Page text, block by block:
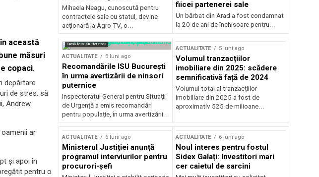
această
măsuri
copaci.
depărtare.
de stres, să
Andrew
ar
și apoi în
pentru o
Mihaela Neagu, cunoscută pentru
contractele sale cu statul, devine
acționară la Agro TV, o...
fiicei partenerei sale
Un bărbat din Arad a fost condamnat
la 20 de ani de închisoare pentru...
Sursă foto: Shutterstock
ACTUALITATE 5 luni ago
Recomandările ISU București
în urma avertizării de ninsori
puternice
Inspectoratul General pentru Situații
de Urgență a emis recomandări
pentru populație, în urma avertizării...
ACTUALITATE 5 luni ago
Volumul tranzacțiilor
imobiliare din 2025: scădere
semnificativă față de 2024
Volumul total al tranzacțiilor
imobiliare din 2025 a fost de
aproximativ 525 de milioane...
ACTUALITATE 6 luni ago
Ministerul Justiției anunță
programul interviurilor pentru
procurori-șefi
ACTUALITATE 6 luni ago
Noul interes pentru fostul
Sidex Galați: Investitori mari
cer caietul de sarcini